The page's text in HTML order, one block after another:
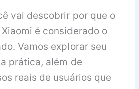
vai descobrir por que o
é considerado o
Vamos explorar seu
prática, além de
reais de usuários que